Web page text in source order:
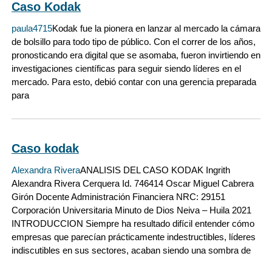
Caso Kodak
paula4715Kodak fue la pionera en lanzar al mercado la cámara
de bolsillo para todo tipo de público. Con el correr de los años,
pronosticando era digital que se asomaba, fueron invirtiendo en
investigaciones científicas para seguir siendo líderes en el
mercado. Para esto, debió contar con una gerencia preparada
para
Caso kodak
Alexandra RiveraANALISIS DEL CASO KODAK Ingrith
Alexandra Rivera Cerquera Id. 746414 Oscar Miguel Cabrera
Girón Docente Administración Financiera NRC: 29151
Corporación Universitaria Minuto de Dios Neiva – Huila 2021
INTRODUCCION Siempre ha resultado difícil entender cómo
empresas que parecían prácticamente indestructibles, líderes
indiscutibles en sus sectores, acaban siendo una sombra de